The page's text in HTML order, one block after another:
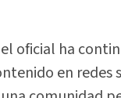
oficial ha
en redes